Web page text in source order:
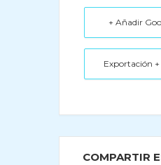
+ Añadir
Exportación
COMPARTIR